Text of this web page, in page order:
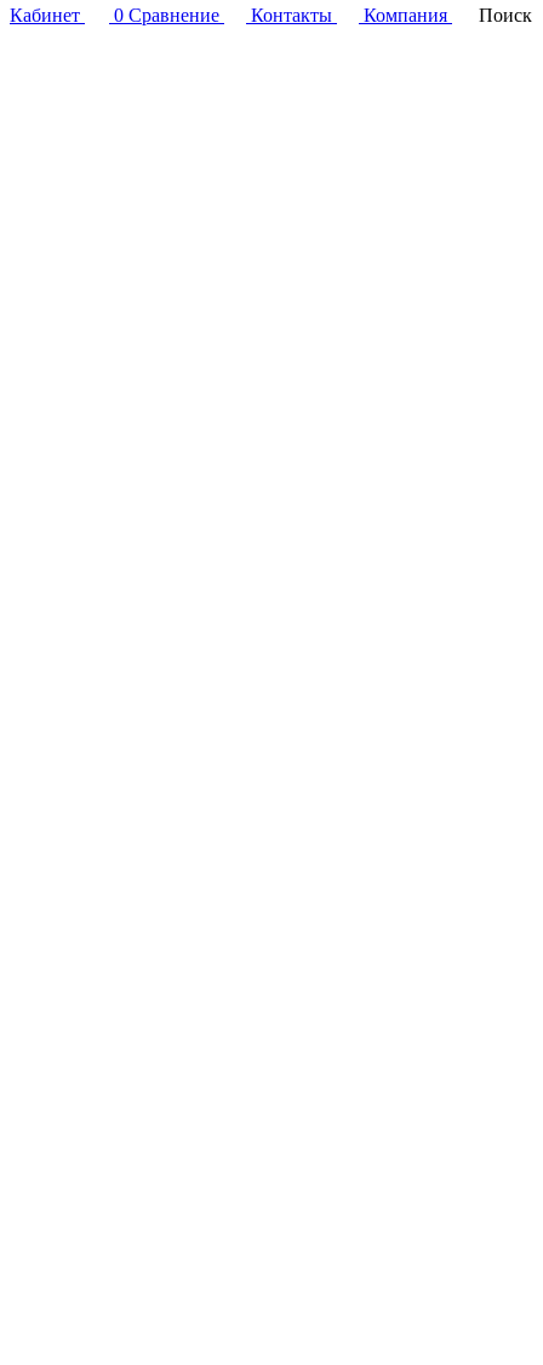
Кабинет
0 Сравнение Контакты Компания Поиск